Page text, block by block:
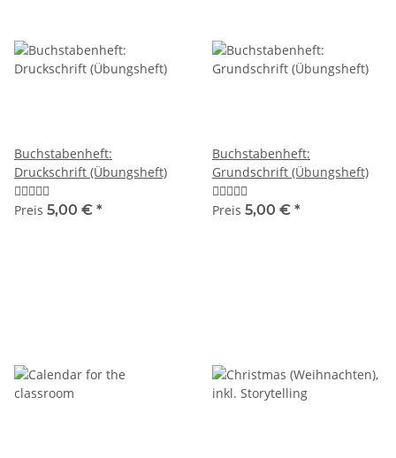
Buchstabenheft:
Druckschrift (Übungsheft)
Preis 5,00 € *
Buchstabenheft:
Grundschrift (Übungsheft)
Preis 5,00 € *